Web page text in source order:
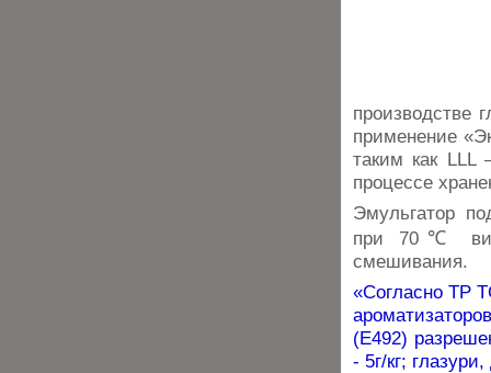
производстве
применение
таким как LLL
процессе
Эмульгатор
при 70℃
смешивания.
«Согласно ТР
(E492)
- 5г/кг;